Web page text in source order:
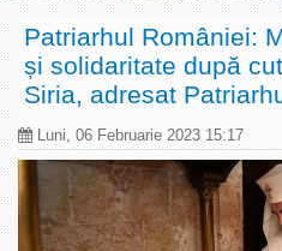
Patriarhul României:
și solidaritate după
Siria, adresat
Luni, 06 Februarie 2023 15:17